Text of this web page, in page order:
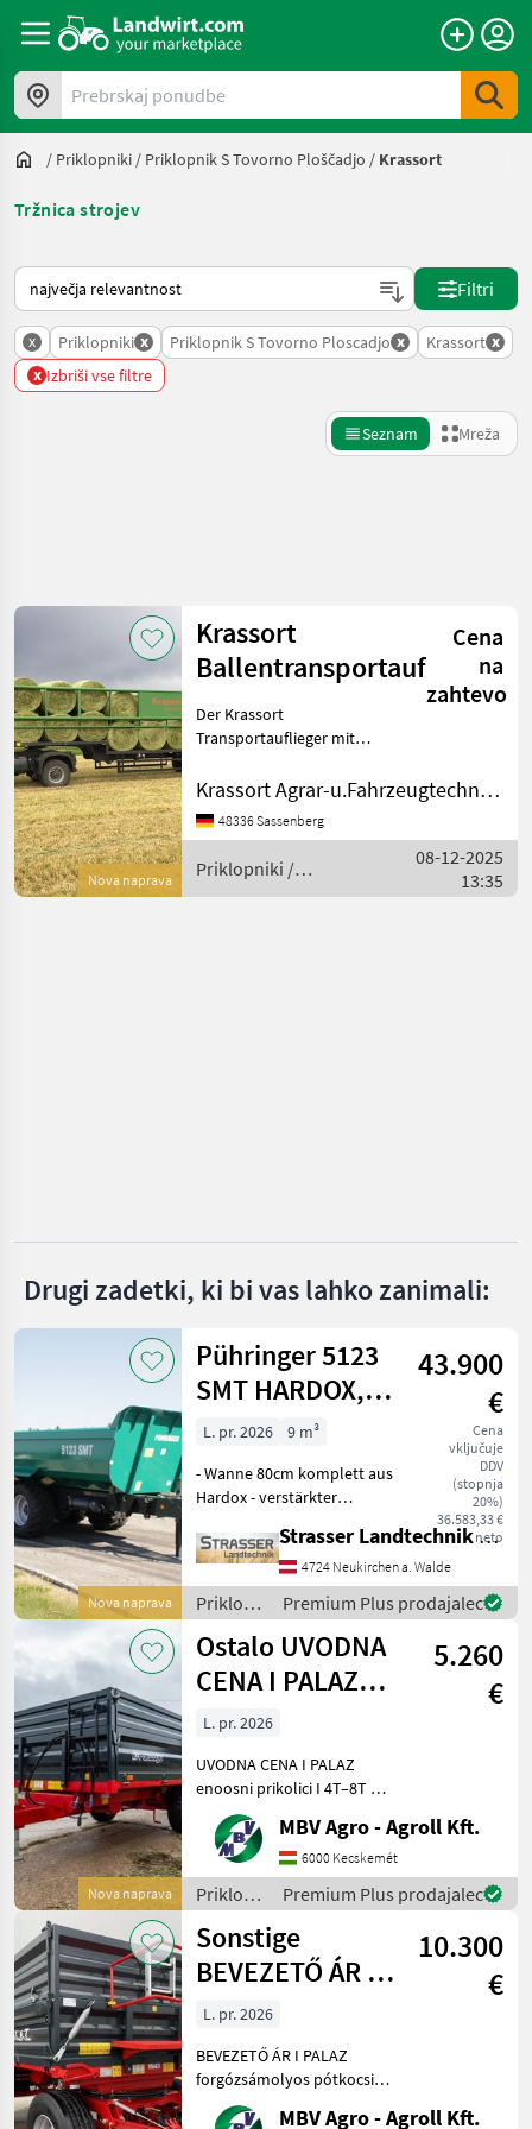
Prebrskaj ponudbe
/ Priklopniki / Priklopnik S Tovorno Ploščadjo / Krassort
Tržnica strojev
Tako je razvrščeno na Landwirt.com
Filtri
x Priklopniki x Priklopnik S Tovorno Ploscadjo x Krassort x
x Izbriši vse filtre
Seznam Mreža
Kategorija 4 Država
TRENUTNA
POT
Kmetijska
tehnika
Priklopniki
Priklopnik
S Tovorno
Ploscadjo
Krone
MARKETPLACE
Marketplace
Ponudbe
trgovcev
oglasi
Ponastavi
Prikaži 1
rezultatov
Nova naprava
Krassort
Ballentransportauflieger
Cena
na
zahtevo
Der Krassort
Transportauflieger mit
Klemmgattern wurde
speziell für den Transport
von Großballen entwickelt.
Seitengatter, d
Krassort Agrar-u.Fahrzeugtechnik GmbH
48336 Sassenberg
Priklopniki /
Krassort
08-12-2025
13:35
Drugi zadetki, ki bi vas lahko zanimali:
Nova naprava
Pühringer 5123
SMT HARDOX,
20t
43.900
€
Cena
vključuje
DDV
(stopnja
20%)
36.583,33 €
neto
L. pr. 2026
9 m³
- Wanne 80cm komplett aus
Hardox - verstärkter
doppelter Anzahl an
Versteifungen unten -
Schotterklappe 400mm
(Pendelbordwand oben mit
erhöhtem Dr
Strasser Landtechnik GmbH
4724 Neukirchen a. Walde
Priklopniki
/
Pühringer
Premium Plus prodajalec
Nova naprava
Ostalo UVODNA
CENA I PALAZ
enoosni prikolici
5.260
€
L. pr. 2026
UVODNA CENA I PALAZ
enoosni prikolici I 4T–8T Če
gre za PALAZ, potem
izključno MBV AGRO!
Kupujte neposredno pri
uvozniku, največjem
prodajalcu PALAZ v regiji.
Skupi
MBV Agro - Agroll Kft.
6000 Kecskemét
Priklopniki
/
Sonstige
Premium Plus prodajalec
Sonstige
BEVEZETŐ ÁR I
PALAZ
forgózsámolyos
pótkocsik I 8
10.300
€
L. pr. 2026
BEVEZETŐ ÁR I PALAZ
forgózsámolyos pótkocsik I
8T-18T Ha PALAZ akkor
MBV Agro - Agroll Kft.